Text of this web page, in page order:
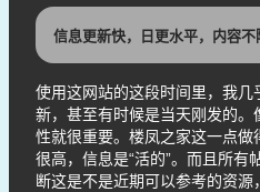
信息更新快，日更水平，内容
使用这网站的这段时间里，我
新，甚至有时候是当天刚发的
性就很重要。楼凤之家这一点
很高，信息是“活的”。而且所有
断这是不是近期可以参考的资